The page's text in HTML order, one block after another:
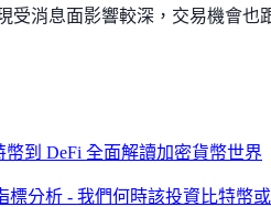
受消息面影響較深，交易機會也
到 DeFi 全面解讀加密貨幣世界
標分析 - 我們何時該投資比特幣